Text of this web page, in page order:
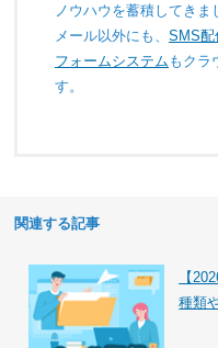
ノウハウを蓄積してきま
メール以外にも、 SMS配
フォームシステム もクラ
す。
関連する記事
【
種類